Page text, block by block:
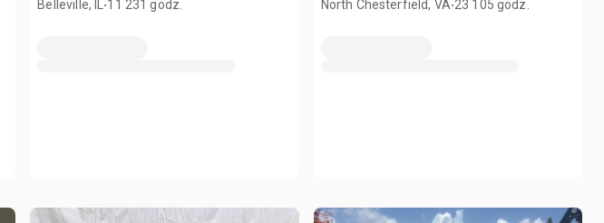
Belleville, IL 11 231 godz. North Chesterfield, VA 23 105 godz.